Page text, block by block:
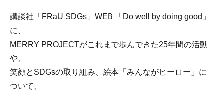
講談社「FRaU SDGs」WEB 「Do well by doing good」
に、
MERRY PROJECTがこれまで歩んできた25年間の活動
や、
笑顔とSDGsの取り組み、絵本「みんながヒーロー」に
ついて、